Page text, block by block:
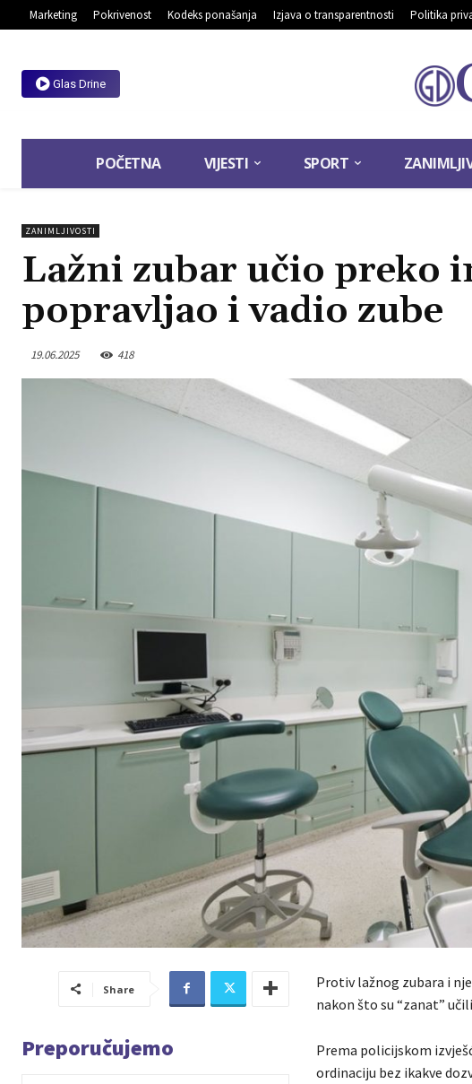
Marketing Pokrivenost Kodeks ponašanja Izjava o transparentnosti Politika
Glas Drine
POČETNA VIJESTI SPORT
ZANIMLJIVOSTI
Lažni zubar učio preko
popravljao i vadio zube
19.06.2025 418
Share
Preporučujemo
Protiv lažnog zubara i
nakon što su “zanat”
Prema policijskom
ordinaciju bez ikakve